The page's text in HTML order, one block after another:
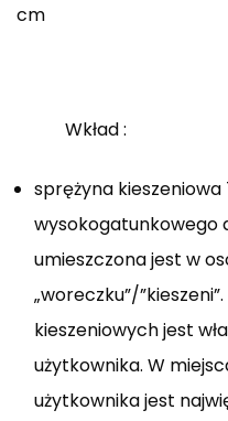
cm
Wkład :
sprężyna
wysokogatunkowego
umieszczona jest w
„woreczku”/
kieszeniowych jest
użytkownika. W
użytkownika jest